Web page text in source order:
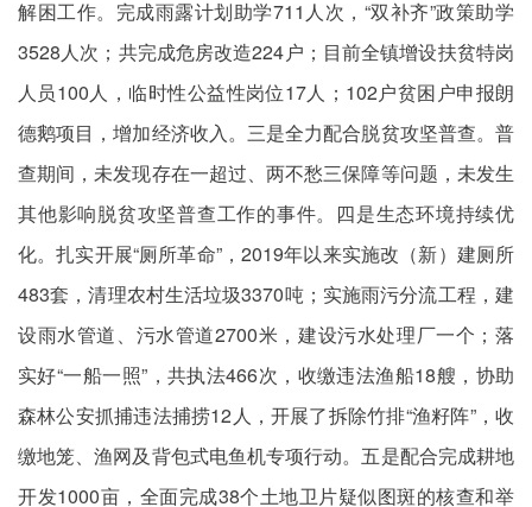
解困工作。完成雨露计划助学711人次，“双补齐”政策助学
3528人次；共完成危房改造224户；目前全镇增设扶贫特岗
人员100人，临时性公益性岗位17人；102户贫困户申报朗
德鹅项目，增加经济收入。三是全力配合脱贫攻坚普查。普
查期间，未发现存在一超过、两不愁三保障等问题，未发生
其他影响脱贫攻坚普查工作的事件。四是生态环境持续优
化。扎实开展“厕所革命”，2019年以来实施改（新）建厕所
483套，清理农村生活垃圾3370吨；实施雨污分流工程，建
设雨水管道、污水管道2700米，建设污水处理厂一个；落
实好“一船一照”，共执法466次，收缴违法渔船18艘，协助
森林公安抓捕违法捕捞12人，开展了拆除竹排“渔籽阵”，收
缴地笼、渔网及背包式电鱼机专项行动。五是配合完成耕地
开发1000亩，全面完成38个土地卫片疑似图斑的核查和举